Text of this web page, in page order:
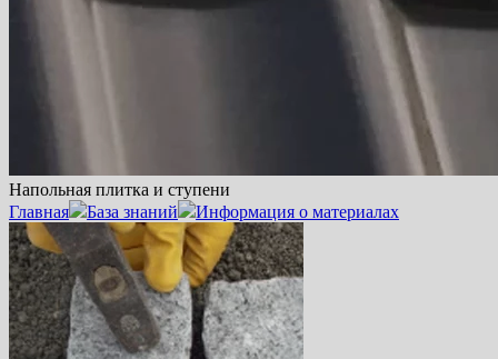
Напольная плитка и ступени
Главная
База знаний Информация о материалах